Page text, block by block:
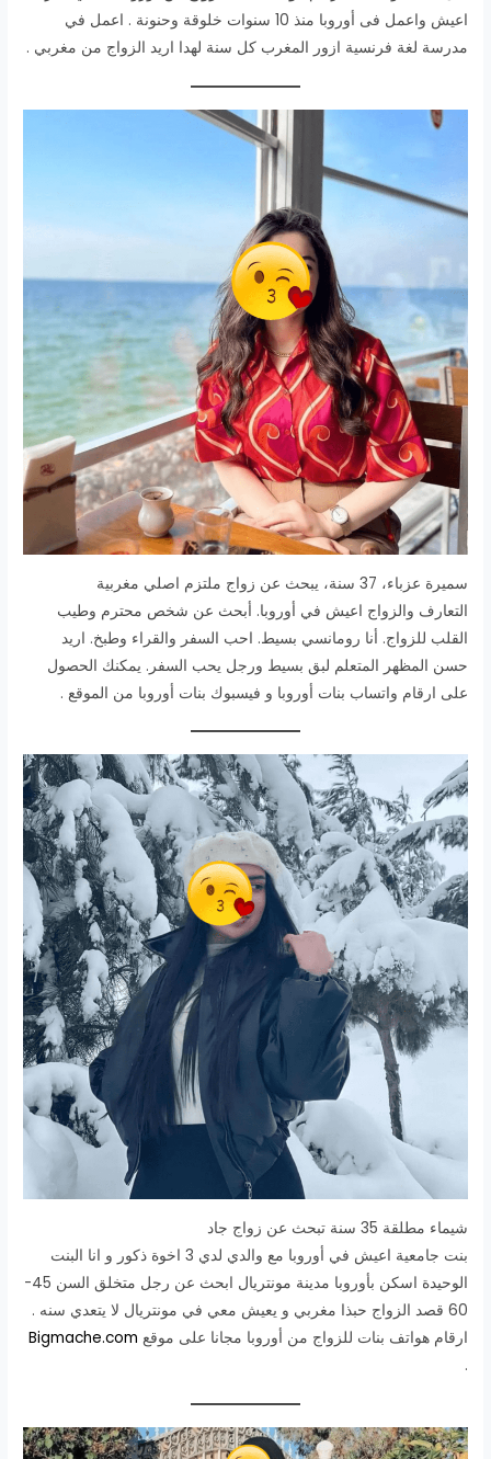
اعيش واعمل فى أوروبا منذ 10 سنوات خلوقة وحنونة . اعمل في
مدرسة لغة فرنسية ازور المغرب كل سنة لهدا اريد الزواج من مغربي .
سميرة عزباء، 37 سنة، يبحث عن زواج ملتزم اصلي مغربية
التعارف والزواج اعيش في أوروبا. أبحث عن شخص محترم وطيب
القلب للزواج. أنا رومانسي بسيط. احب السفر والقراء وطبخ. اريد
حسن المظهر المتعلم لبق بسيط ورجل يحب السفر. يمكنك الحصول
على ارقام واتساب بنات أوروبا و فيسبوك بنات أوروبا من الموقع .
شيماء مطلقة 35 سنة تبحث عن زواج جاد
بنت جامعية اعيش في أوروبا مع والدي لدي 3 اخوة ذكور و انا البنت
الوحيدة اسكن بأوروبا مدينة مونتريال ابحث عن رجل متخلق السن 45-
60 قصد الزواج حبذا مغربي و يعيش معي في مونتريال لا يتعدي سنه .
ارقام هواتف بنات للزواج من أوروبا مجانا على موقع Bigmache.com
.